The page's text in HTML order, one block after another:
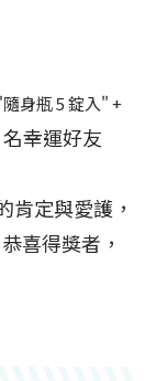
身瓶 5 錠入" +
幸運好友
肯定與愛護，
喜得獎者，